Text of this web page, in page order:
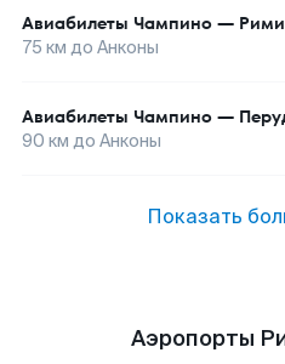
Авиабилеты Чампино —
75 км до Анконы
Авиабилеты Чампино —
90 км до Анконы
Показать
Аэропорты